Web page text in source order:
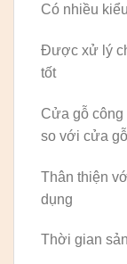
Có nhiều
Được xử lý
tốt
Cửa gỗ công
so với cửa
Thân thiện
dụng
Thời gian